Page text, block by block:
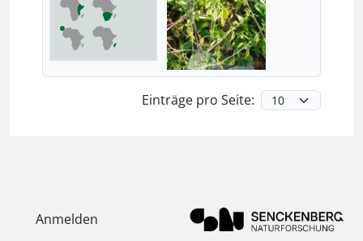
Einträge pro Seite:
Anmelden